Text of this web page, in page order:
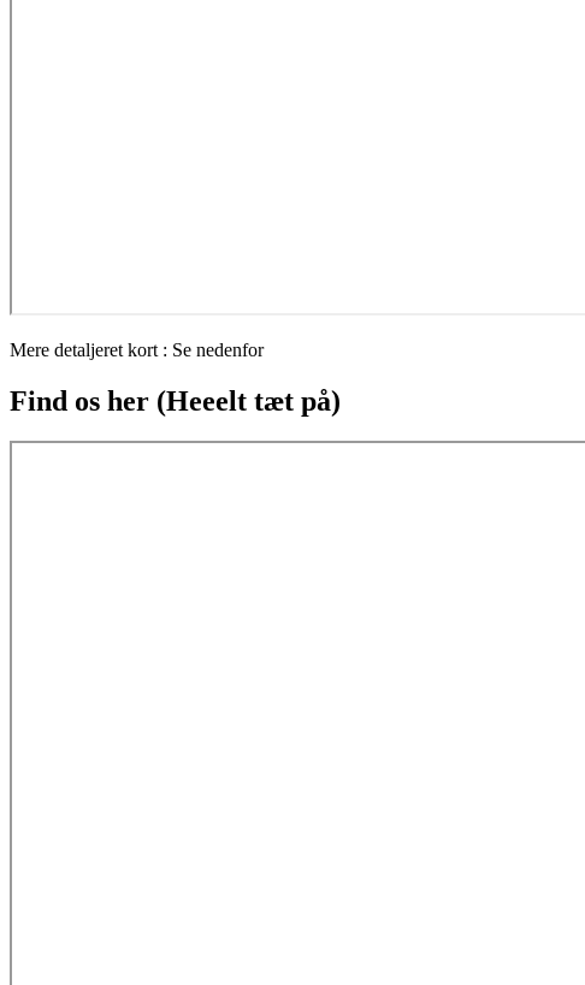
Mere detaljeret kort : Se nedenfor
Find os her (Heeelt tæt på)